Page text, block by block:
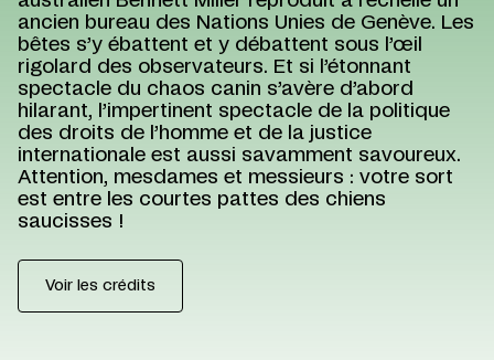
ancien bureau des Nations Unies de Genève. Les
bêtes s’y ébattent et y débattent sous l’œil
rigolard des observateurs. Et si l’étonnant
spectacle du chaos canin s’avère d’abord
hilarant, l’impertinent spectacle de la politique
des droits de l’homme et de la justice
internationale est aussi savamment savoureux.
Attention, mesdames et messieurs : votre sort
est entre les courtes pattes des chiens
saucisses !
Voir les crédits